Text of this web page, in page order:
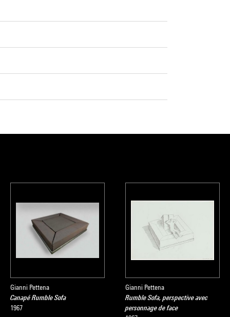
Gianni Pettena
Canapé Rumble Sofa
1967
Gianni Pettena
Rumble Sofa, perspective avec
personnage de face